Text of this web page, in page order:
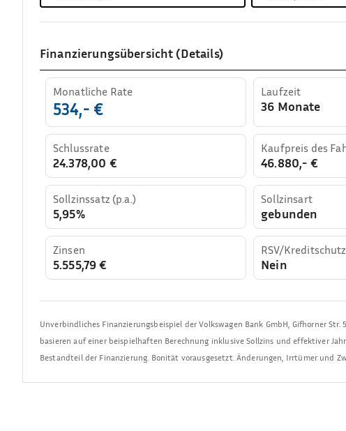
Finanzierungsübersicht (Details)
Monatliche Rate
534,- €
Laufzeit
36 Monate
Schlussrate
24.378,00 €
Kaufpreis des
46.880,- €
Sollzinssatz (p.a.)
5,95%
Sollzinsart
gebunden
Zinsen
5.555,79 €
RSV/
Nein
Unverbindliches Finanzierungsbeispiel derVolkswagen Bank GmbH, Gifhorner Str.
basieren auf einer beispielhaften Berechnung inklusive Sollzins und effektiver
Bestandteil der Finanzierung. Bonität vorausgesetzt. Änderungen, Irrtümer und